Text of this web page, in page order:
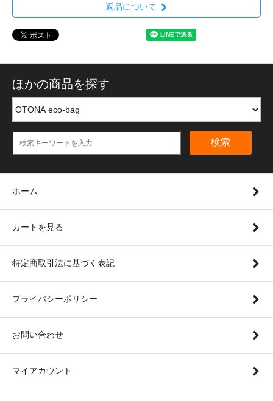
返品について
ほかの商品を探す
検索
ホーム
カートを見る
特定商取引法に基づく表記
プライバシーポリシー
お問い合わせ
マイアカウント